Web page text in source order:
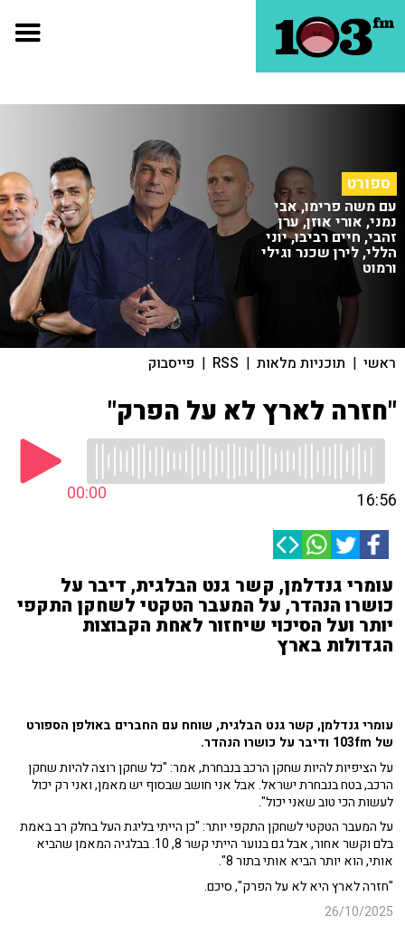
ספורט
עם משה פרימו, אבי
נמני, אורי אוזן, ערן
זהבי, חיים רביבו, יוני
הללי, לירן שכנר וגילי
ורמוט
ראשי | תוכניות מלאות |
RSS
| פייסבוק
"חזרה לארץ לא על הפרק"
00:00 16:56
עומרי גנדלמן, קשר גנט הבלגית, דיבר על
כושרו הנהדר, על המעבר הטקטי לשחקן התקפי
יותר ועל הסיכוי שיחזור לאחת הקבוצות
הגדולות בארץ
עומרי גנדלמן, קשר גנט הבלגית, שוחח עם החברים באולפן הספורט
של 103fm ודיבר על כושרו הנהדר.
על הציפיות להיות שחקן הרכב בנבחרת, אמר: "כל שחקן רוצה להיות שחקן
הרכב, בטח בנבחרת ישראל. אבל אני חושב שבסוף יש מאמן, ואני רק יכול
לעשות הכי טוב שאני יכול".
על המעבר הטקטי לשחקן התקפי יותר: "כן הייתי בליגת העל בחלק רב באמת
בלם וקשר אחור, אבל גם בנוער הייתי קשר 8, 10. בבלגיה המאמן שהביא
אותי, הוא יותר הביא אותי בתור 8".
"חזרה לארץ היא לא על הפרק", סיכם.
26/10/2025